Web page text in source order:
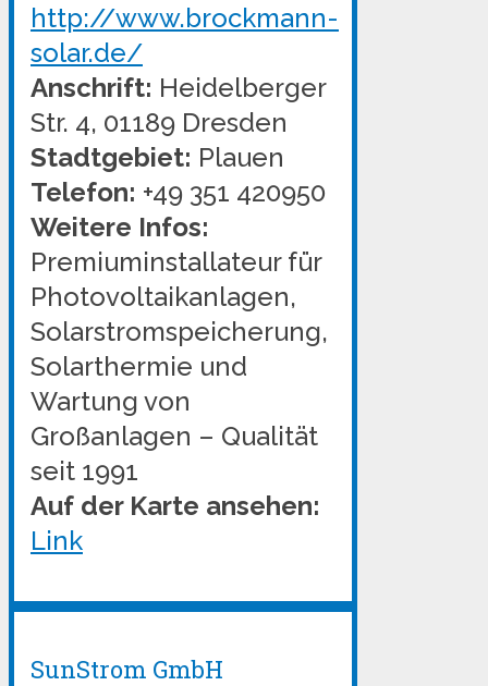
http://www.brockmann-
solar.de/
Anschrift: Heidelberger
Str. 4, 01189 Dresden
Stadtgebiet: Plauen
Telefon: +49 351 420950
Weitere Infos:
Premiuminstallateur für
Photovoltaikanlagen,
Solarstromspeicherung,
Solarthermie und
Wartung von
Großanlagen – Qualität
seit 1991
Auf der Karte ansehen:
Link
SunStrom GmbH